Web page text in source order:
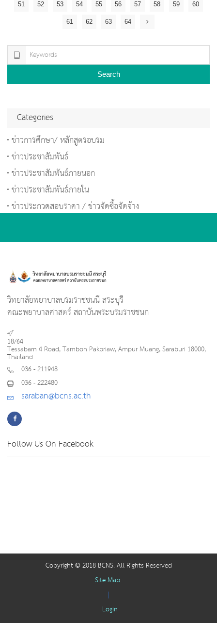
51 52 53 54 55 56 57 58 59 60
61 62 63 64
Search
Categories
ข่าวการศึกษา/ หลักสูตรอบรม
ข่าวประชาสัมพันธ์
ข่าวประชาสัมพันธ์ภายนอก
ข่าวประชาสัมพันธ์ภายใน
ข่าวประกวดสอบราคา / ข่าวจัดซื้อจัดจ้าง
วิทยาลัยพยาบาลบรมราชชนนี สระบุรี
คณะพยาบาลศาสตร์ สถาบันพระบรมราชชนก
18/64
Tessabarn 4 Road, Tambon Pakpriaw, Ampur Muang, Saraburi 18000,
Thailand
036 - 211948
036 - 222480
saraban@bcns.ac.th
Follow Us On Facebook
Copyright © 2018 BCNS. All Rights Reserved
Site Map
|
Login